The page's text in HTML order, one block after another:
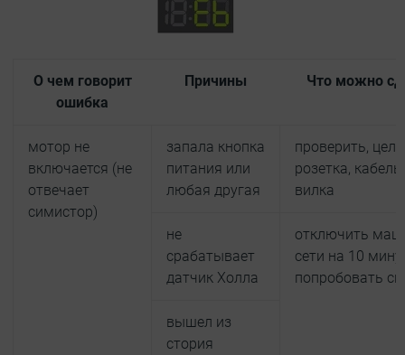
О чем говорит
ошибка
Причины Что можно
мотор не
включается (не
отвечает
симистор)
запала кнопка
питания или
любая другая
проверить,
розетка,
вилка
не
срабатывает
датчик Холла
отключить
сети на 10
попробовать
вышел из
стория